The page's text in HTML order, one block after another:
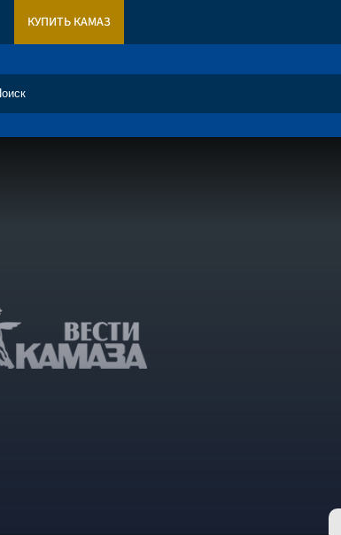
КУПИТЬ КАМАЗ